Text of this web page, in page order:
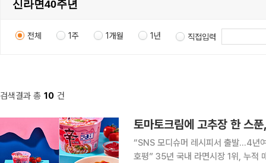
전체 1주 1개월 1년 직접입력
검색결과 총 10 건
“SNS 모디슈머 레시피서 출발...4년
호평” 35년 국내 라면시장 1위, 누적 매출 20조원 돌파 등 단일 라면 브랜드로서 기록을 써가고 있